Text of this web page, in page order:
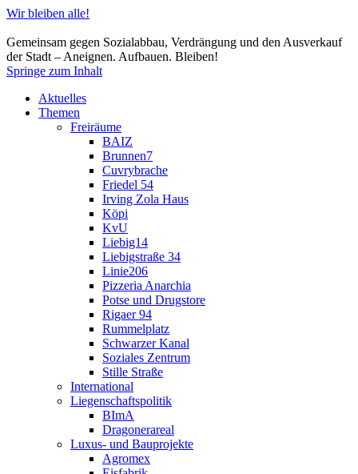
Wir bleiben alle!
Gemeinsam gegen Sozialabbau, Verdrängung und den Ausverkauf
der Stadt – Aneignen. Aufbauen. Bleiben!
Springe zum Inhalt
Aktuelles
Themen
Freiräume
BAIZ
Brunnen7
Cuvrybrache
Friedel 54
Irving Zola Haus
Köpi
KvU
Liebig14
Liebigstraße 34
Linie206
Pizzeria Anarchia
Potse und Drugstore
Rigaer 94
Rummelplatz
Schwarzer Kanal
Soziales Zentrum
Stille Straße
International
Liegenschaftspolitik
BImA
Dragonerareal
Luxus- und Bauprojekte
Agromex